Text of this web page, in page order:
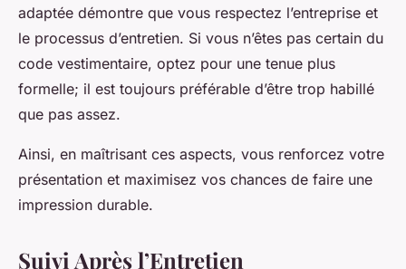
adaptée démontre que vous respectez l’entreprise et
le processus d’entretien. Si vous n’êtes pas certain du
code vestimentaire, optez pour une tenue plus
formelle; il est toujours préférable d’être trop habillé
que pas assez.
Ainsi, en maîtrisant ces aspects, vous renforcez votre
présentation et maximisez vos chances de faire une
impression durable.
Suivi Après l’Entretien